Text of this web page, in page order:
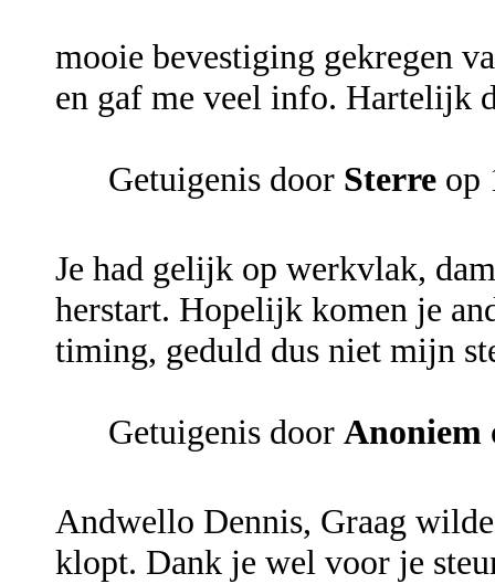
mooie bevestiging gekregen
en gaf me veel info. Hartelijk
Getuigenis door Sterre op
Je had gelijk op werkvlak,
herstart. Hopelijk komen je
timing, geduld dus niet mijn
Getuigenis door Anoniem
Andwello Dennis, Graag
klopt. Dank je wel voor je